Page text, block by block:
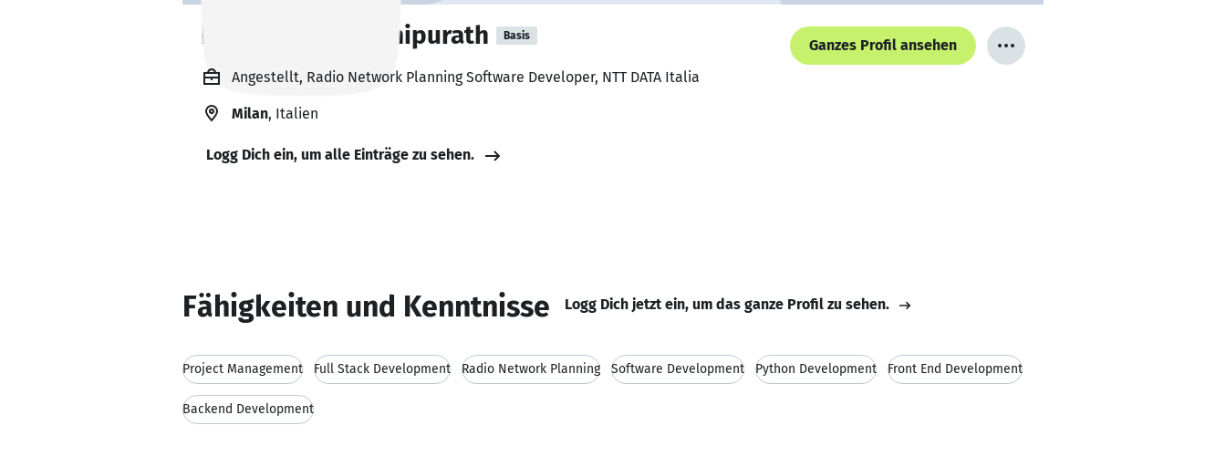
Krishnapriya Manipurath Basis
Ganzes Profil ansehen
Angestellt, Radio Network Planning Software Developer, NTT DATA Italia
Milan, Italien
Logg Dich ein, um alle Einträge zu sehen.
Fähigkeiten und Kenntnisse Logg Dich jetzt ein, um das ganze Profil zu sehen.
Project Management Full Stack Development Radio Network Planning Software Development Python Development Front End Development
Backend Development